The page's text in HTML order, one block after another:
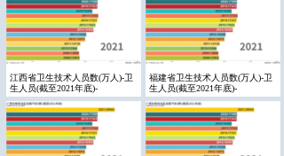
江西省卫生技术人员数(万人)-卫
生人员(截至2021年底)-
福建省卫生技术人员数(万人)-卫
生人员(截至2021年底)-